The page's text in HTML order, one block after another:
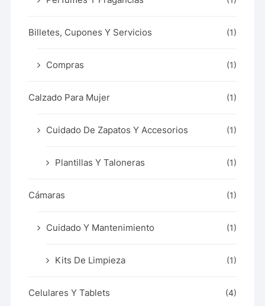
Billetes, Cupones Y Servicios (1)
Compras (1)
Calzado Para Mujer (1)
Cuidado De Zapatos Y Accesorios (1)
Plantillas Y Taloneras (1)
Cámaras (1)
Cuidado Y Mantenimiento (1)
Kits De Limpieza (1)
Celulares Y Tablets (4)